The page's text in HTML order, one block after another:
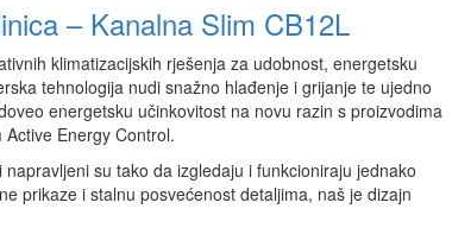
– Kanalna Slim CB12L
klimatizacijskih rješenja za udobnost, energetsku
tehnologija nudi snažno hlađenje i grijanje te ujedno
energetsku učinkovitost na novu razin s proizvodima
Energy Control.
su tako da izgledaju i funkcioniraju jednako
prikaze i stalnu posvećenost detaljima, naš je dizajn